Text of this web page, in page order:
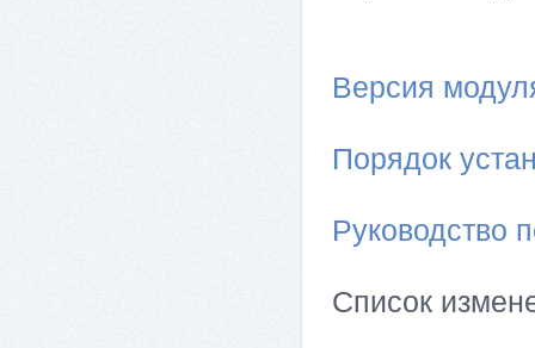
Версия
Порядок
Руководство
Список